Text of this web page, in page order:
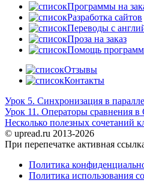
Программы на
Разработка сайтов
Переводы с
Проза на заказ
Помощь
Отзывы
Контакты
Урок 5. Синхронизация в
Урок 11. Операторы сравнения в
Несколько полезных сочетаний
© upread.ru 2013-2026
При перепечатке активная
Политика
Политика использования